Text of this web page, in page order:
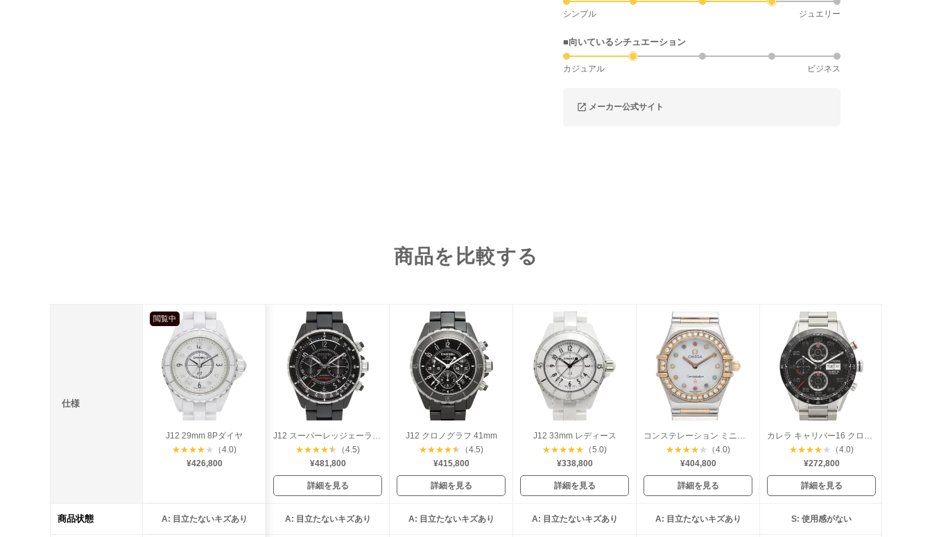
シンプル ジュエリー
■向いているシチュエーション
カジュアル ビジネス
メーカー公式サイト
商品を比較する
仕様
閲覧中
J12 29mm 8Pダイヤ
★★★★ ★
（4.0)
¥426,800
J12 スーパーレッジェーラ 41mm
★★★★★
（4.5)
¥481,800
詳細を見る
J12 クロノグラフ 41mm
★★★★★
（4.5)
¥415,800
詳細を見る
J12 33mm レディース
★★★★★ （5.0)
¥338,800
詳細を見る
コンステレーション ミニアイリス ダイヤベゼル
★★★★ ★
（4.0)
¥404,800
詳細を見る
カレラ キャリバー16 クロノグラフ デイデイト
★★★★ ★
（4.0)
¥272,800
詳細を見る
商品状態 A: 目立たないキズあり A: 目立たないキズあり A: 目立たないキズあり A: 目立たないキズあり A: 目立たないキズあり S: 使用感がない